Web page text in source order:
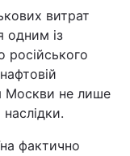
витрат
одним із
Москви не лише
наслідки.
фактично